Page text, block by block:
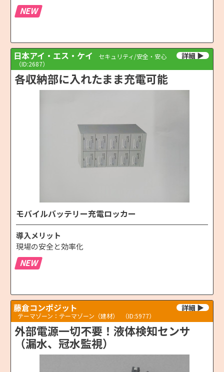
NEW
日本アイ・エス・ケイ
セキュリティ/安全・安心
（ID:2687）
各収納部に入れたまま充電可能
モバイルバッテリー充電ロッカー
導入メリット
現場の安全と効率化
NEW
藤倉コンポジット
テーマゾーン：テーマゾーン（建材） （ID:5977）
外部電源一切不要！液体検知センサ
（漏水、冠水監視）